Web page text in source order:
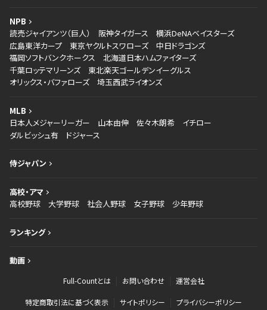
NPB
読売ジャイアンツ（巨人）
阪神タイガース
横浜DeNAベイスターズ
広島東洋カープ
東京ヤクルトスワローズ
中日ドラゴンズ
福岡ソフトバンクホークス
北海道日本ハムファイターズ
千葉ロッテマリーンズ
東北楽天ゴールデンイーグルス
オリックス・バファローズ
埼玉西武ライオンズ
MLB
日本人メジャーリーガー
山本由伸 佐々木朗希
イチロー
ダルビッシュ有
ドジャース
侍ジャパン
高校・アマ
高校野球
大学野球 社会人野球 女子野球 少年野球
ランキング
動画
Full-Countとは お問い合わせ 運営会社
特定商取引法に基づく表示 サイトポリシー プライバシーポリシー